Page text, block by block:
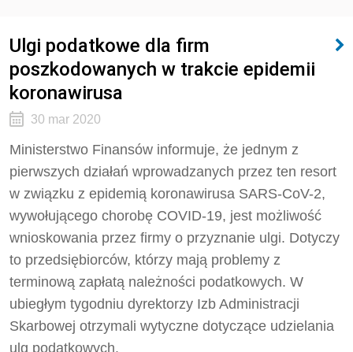
Ulgi podatkowe dla firm
poszkodowanych w trakcie epidemii
koronawirusa
30 mar 2020
Ministerstwo Finansów informuje, że jednym z
pierwszych działań wprowadzanych przez ten resort
w związku z epidemią koronawirusa SARS-CoV-2,
wywołującego chorobę COVID-19, jest możliwość
wnioskowania przez firmy o przyznanie ulgi. Dotyczy
to przedsiębiorców, którzy mają problemy z
terminową zapłatą należności podatkowych. W
ubiegłym tygodniu dyrektorzy Izb Administracji
Skarbowej otrzymali wytyczne dotyczące udzielania
ulg podatkowych.